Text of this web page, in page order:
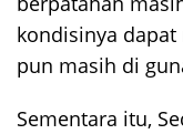
kondisinya
pun masih di
Sementara itu,